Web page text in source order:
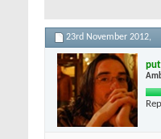
23rd November 2012,